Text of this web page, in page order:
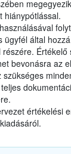
hiánypótlással.
ügyfél által
Értékelő
bevonásra az
értékelési